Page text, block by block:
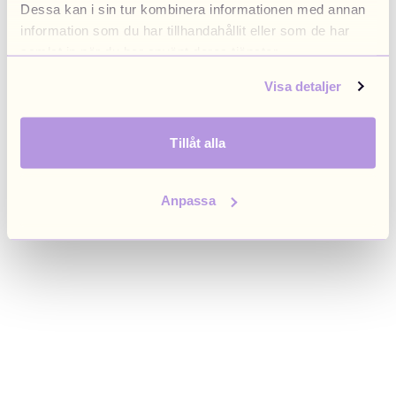
Dessa kan i sin tur kombinera informationen med annan
information som du har tillhandahållit eller som de har
samlat in när du har använt deras tjänster.
Visa detaljer
Tillåt alla
Anpassa
browser console for more information).